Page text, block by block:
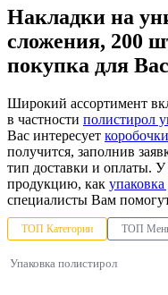
Накладки на
сложения, 200
покупка для
Широкий ассортимент
в частности полистирол
Вас интересует
получится, заполнив
тип доставки и оплаты.
продукцию, как упаковка
специалисты Вам
ТОП Категории ТОП
Упаковка полистирол